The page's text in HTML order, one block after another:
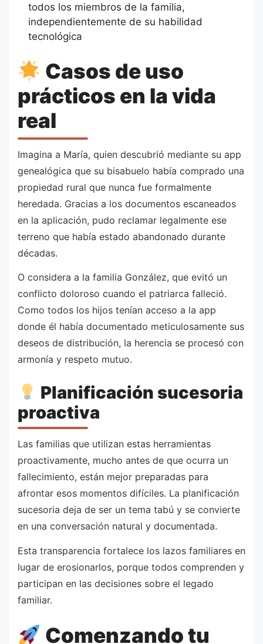
todos los miembros de la familia,
independientemente de su habilidad
tecnológica
Casos de uso
prácticos en la vida
real
Imagina a María, quien descubrió mediante su app
genealógica que su bisabuelo había comprado una
propiedad rural que nunca fue formalmente
heredada. Gracias a los documentos escaneados
en la aplicación, pudo reclamar legalmente ese
terreno que había estado abandonado durante
décadas.
O considera a la familia González, que evitó un
conflicto doloroso cuando el patriarca falleció.
Como todos los hijos tenían acceso a la app
donde él había documentado meticulosamente sus
deseos de distribución, la herencia se procesó con
armonía y respeto mutuo.
Planificación sucesoria
proactiva
Las familias que utilizan estas herramientas
proactivamente, mucho antes de que ocurra un
fallecimiento, están mejor preparadas para
afrontar esos momentos difíciles. La planificación
sucesoria deja de ser un tema tabú y se convierte
en una conversación natural y documentada.
Esta transparencia fortalece los lazos familiares en
lugar de erosionarlos, porque todos comprenden y
participan en las decisiones sobre el legado
familiar.
Comenzando tu